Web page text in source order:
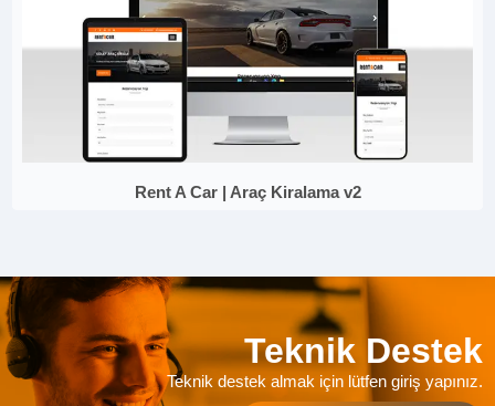
Rent A Car | Araç Kiralama v2
Teknik Destek
Teknik destek almak için lütfen giriş yapınız.